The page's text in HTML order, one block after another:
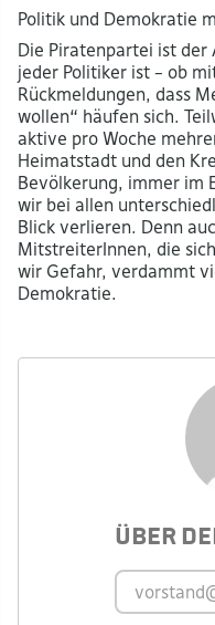
Politik und Demokratie
Die Piratenpartei ist der
jeder Politiker ist – ob
Rückmeldungen, dass
wollen“ häufen sich.
aktive pro Woche
Heimatstadt und den
Bevölkerung, immer im
wir bei allen
Blick verlieren. Denn
MitstreiterInnen, die
wir Gefahr, verdammt
Demokratie.
Über
vorstand